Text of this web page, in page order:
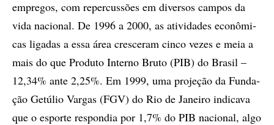
em­pre­gos, com re­per­cus­sõ­es em di­ver­sos cam­pos da
vida na­ci­o­nal. De 1996 a 2000, as ati­vi­da­des eco­nô­mi­
cas li­ga­das a essa área cres­ce­ram cin­co ve­zes e meia a
mais do que Pro­du­to In­ter­no Bru­to (PIB) do Bra­sil –
12,34% ante 2,25%. Em 1999, uma pro­je­ção da Fun­da­
ção Ge­tú­lio Var­gas (FGV) do Rio de Ja­nei­ro in­di­ca­va
que o es­por­te res­pon­dia por 1,7% do PIB na­ci­o­nal, algo